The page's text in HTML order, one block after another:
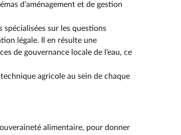
d’aménagement et de gestion
sur les questions
légale. Il en résulte une
de gouvernance locale de l’eau, ce
agricole au sein de chaque
alimentaire, pour donner